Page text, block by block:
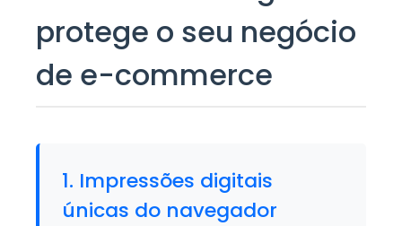
protege o seu negócio
de e-commerce
1. Impressões digitais
únicas do navegador